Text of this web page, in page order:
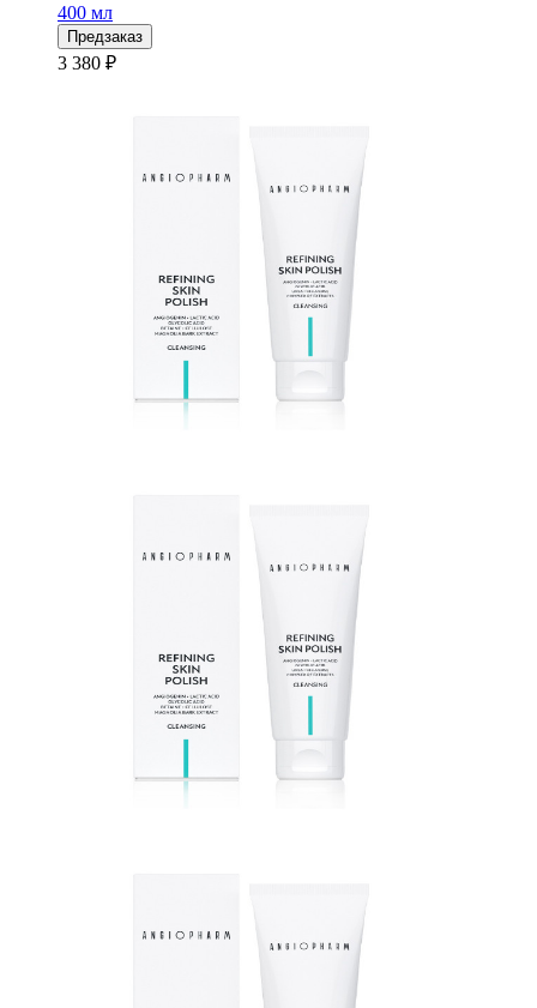
400 мл
Предзаказ
3 380 ₽